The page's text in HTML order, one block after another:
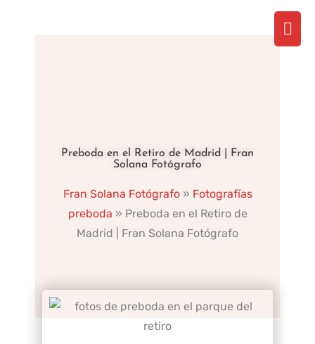
Preboda en el Retiro de Madrid | Fran
Solana Fotógrafo
Fran Solana Fotógrafo» Fotografías
preboda » Preboda en el Retiro de
Madrid | Fran Solana Fotógrafo